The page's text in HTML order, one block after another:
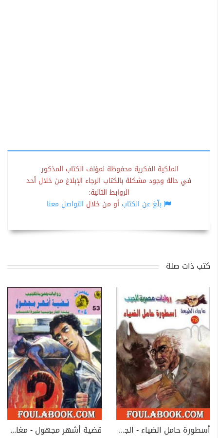
الملكية الفكرية محفوظة لمؤلف الكتاب المذكور.
في حالة وجود مشكلة بالكتاب الرجاء الإبلاغ من خلال أحد
الروابط التالية:
بلّغ عن الكتاب أو من خلال التواصل معنا
كتب ذات صلة
أسطورة حامل الضياء - الجزء الأول - سلسلة ما وراء الطبيعة
قضية أشهر مجهول - مغامرات ع×2